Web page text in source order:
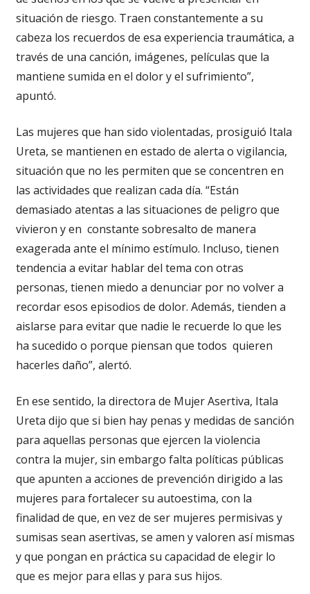
situación de riesgo. Traen constantemente a su
cabeza los recuerdos de esa experiencia traumática, a
través de una canción, imágenes, películas que la
mantiene sumida en el dolor y el sufrimiento”,
apuntó.
Las mujeres que han sido violentadas, prosiguió Itala
Ureta, se mantienen en estado de alerta o vigilancia,
situación que no les permiten que se concentren en
las actividades que realizan cada día. “Están
demasiado atentas a las situaciones de peligro que
vivieron y en constante sobresalto de manera
exagerada ante el mínimo estímulo. Incluso, tienen
tendencia a evitar hablar del tema con otras
personas, tienen miedo a denunciar por no volver a
recordar esos episodios de dolor. Además, tienden a
aislarse para evitar que nadie le recuerde lo que les
ha sucedido o porque piensan que todos quieren
hacerles daño”, alertó.
En ese sentido, la directora de Mujer Asertiva, Itala
Ureta dijo que si bien hay penas y medidas de sanción
para aquellas personas que ejercen la violencia
contra la mujer, sin embargo falta políticas públicas
que apunten a acciones de prevención dirigido a las
mujeres para fortalecer su autoestima, con la
finalidad de que, en vez de ser mujeres permisivas y
sumisas sean asertivas, se amen y valoren así mismas
y que pongan en práctica su capacidad de elegir lo
que es mejor para ellas y para sus hijos.